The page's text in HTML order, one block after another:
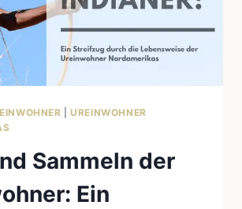
|UREINWOHNER
Sammeln der
Ein